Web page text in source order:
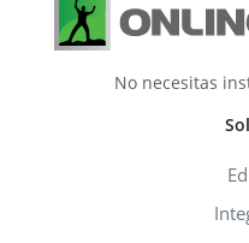
No necesitas